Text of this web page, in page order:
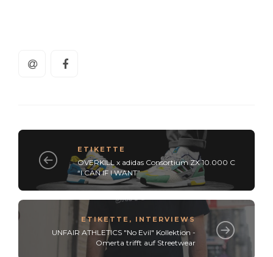
ETIKETTE
OVERKILL x adidas Consortium ZX 10.000 C
“I CAN IF I WANT”
ETIKETTE , INTERVIEWS
UNFAIR ATHLETICS "No Evil" Kollektion -
Omerta trifft auf Streetwear